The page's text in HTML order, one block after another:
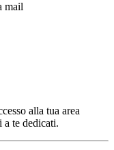
mail
alla tua area
a te dedicati.